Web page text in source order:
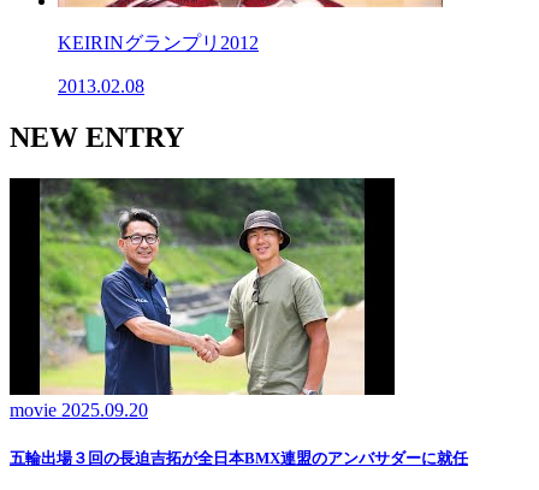
KEIRINグランプリ2012
2013.02.08
NEW ENTRY
movie 2025.09.20
五輪出場３回の長迫吉拓が全日本BMX連盟のアンバサダーに就任